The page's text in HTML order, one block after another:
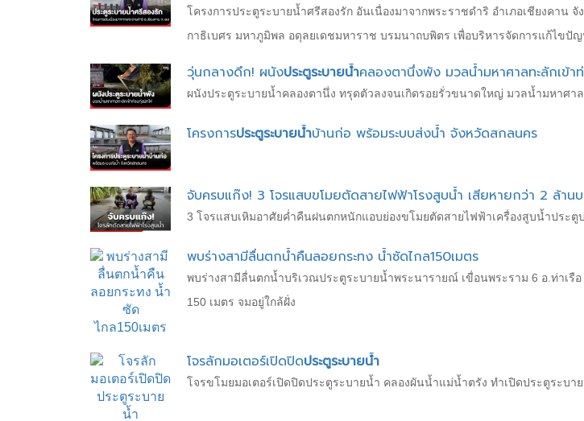
โครงการประตูระบายน้ำศรีสองรัก อันเนื่องมาจากพระราชดำริ อำเภอเชียงคาน
กาธิเบศร มหาภูมิพล อดุลยเดชมหาราช บรมนาถบพิตร เพื่อบริหารจัดการแก้ไข
วุ่นกลางดึก! ผนังประตูระบายน้ำคลองตานึ่งพัง มวลน้ำมหาศาลทะลักเข้า
ผนังประตูระบายน้ำคลองตานึ่ง ทรุดตัวลงจนเกิดรอยรั่วขนาดใหญ่ มวลน้ำมหาศา
โครงการประตูระบายน้ำบ้านก่อ พร้อมระบบส่งน้ำ จังหวัดสกลนคร
จับครบแก๊ง! 3 โจรแสบขโมยตัดสายไฟฟ้าโรงสูบน้ำ เสียหายกว่า 2 ล้าน
3 โจรแสบเหิมอาศัยค่ำคืนฝนตกหนักแอบย่องขโมยตัดสายไฟฟ้าเครื่องสูบน้ำประตู
พบร่างสามีลื่นตกน้ำคืนลอยกระทง น้ำซัดไกล150เมตร
พบร่างสามีลื่นตกน้ำบริเวณประตูระบายน้ำพระนารายณ์ เขื่อนพระราม 6 อ.ท่าเรื
150 เมตร จมอยู่ใกล้ฝั่ง
โจรลักมอเตอร์เปิดปิดประตูระบายน้ำ
โจรขโมยมอเตอร์เปิดปิดประตูระบายน้ำ คลองผันน้ำแม่น้ำตรัง ทำเปิดประตูระบา